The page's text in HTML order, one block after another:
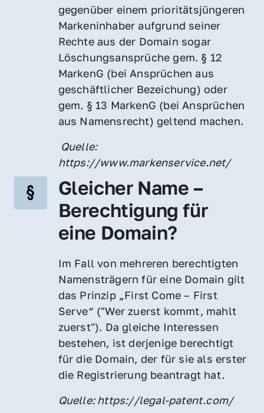
gegenüber einem prioritätsjüngeren
Markeninhaber aufgrund seiner
Rechte aus der Domain sogar
Löschungsansprüche gem. § 12
MarkenG (bei Ansprüchen aus
geschäftlicher Bezeichung) oder
gem. § 13 MarkenG (bei Ansprüchen
aus Namensrecht) geltend machen.
https://www.markenservice.net/
Gleicher Name –
Berechtigung für
eine Domain?
Im Fall von mehreren berechtigten
Namensträgern für eine Domain gilt
das Prinzip „First Come – First
Serve“ ("Wer zuerst kommt, mahlt
zuerst"). Da gleiche Interessen
bestehen, ist derjenige berechtigt
für die Domain, der für sie als erster
die Registrierung beantragt hat.
Quelle: https://legal-patent.com/